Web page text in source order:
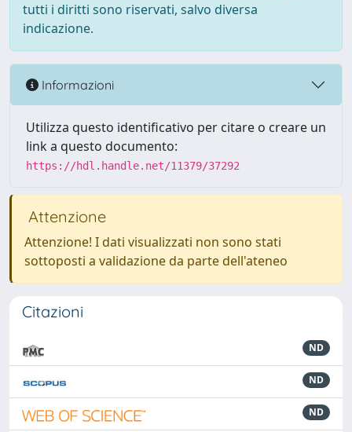
tutti i diritti sono riservati, salvo diversa
indicazione.
Informazioni
Utilizza questo identificativo per citare o creare un
link a questo documento:
https://hdl.handle.net/11379/37292
Attenzione
Attenzione! I dati visualizzati non sono stati
sottoposti a validazione da parte dell'ateneo
Citazioni
ND
ND
ND